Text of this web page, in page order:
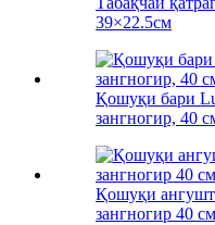
39×22.5см
Қошуқи бари
зангногир, 40
Қошуқи
зангногир 40 см